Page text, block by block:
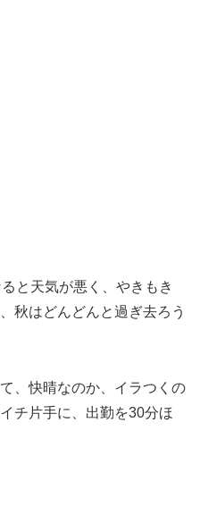
と天気が悪く、やきもき
秋はどんどんと過ぎ去ろう
、快晴なのか、イラつくの
チ片手に、出勤を30分ほ